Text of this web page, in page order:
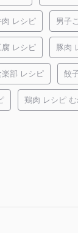
肉 レシピ 男子
腐 レシピ 豚肉
部 レシピ 餃
鶏肉 レシピ む